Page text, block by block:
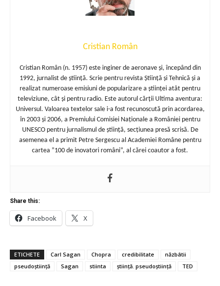
Cristian Român
Cristian Român (n. 1957) este inginer de aeronave și, începând din
1992, jurnalist de știință. Scrie pentru revista Știință și Tehnică și a
realizat numeroase emisiuni de popularizare a științei atât pentru
televiziune, cât și pentru radio. Este autorul cărții Ultima aventura:
Universul. Valoarea textelor sale i-a fost recunoscută prin acordarea,
în 2003 și 2006, a Premiului Comisiei Naționale a României pentru
UNESCO pentru jurnalismul de știință, secțiunea presă scrisă. De
asemenea el a primit Petre Sergescu al Academiei Române pentru
cartea ”100 de inovatori români”, al cărei coautor a fost.
Share this:
Facebook X
ETICHETE Carl Sagan Chopra credibilitate
năzbâtii
pseudoștiință
Sagan stiinta știință. pseudoștiință TED